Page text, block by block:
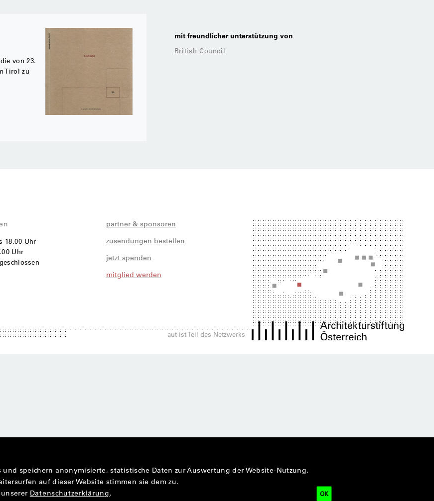
von 23.
Tirol zu
mit freundlicher unterstützung von
British Council
18.00 Uhr
Uhr
partner & sponsoren
zusendungen bestellen
jetzt spenden
mitglied werden
aut ist Teil des Netzwerks
speichern anonymisierte, statistische Daten zur Auswertung der Website-Nutzung.
auf dieser Website stimmen sie dem zu.
Datenschutzerklärung. OK